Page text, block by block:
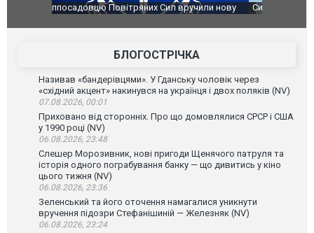
Сили оборони уразили Ярославський НПЗ:
атаку. ВІДЕО
Неймар
БЛОГОСТРІЧКА
Називав «бандерівцями». У Гданську чоловік через
«східний акцент» накинувся на українця і двох поляків (NV)
07.08.2026, 00:01
Приховано від сторонніх. Про що домовлялися СРСР і США
у 1990 році (NV)
06.08.2026, 23:48
Слешер Морозивник, нові пригоди Щенячого патруля та
історія одного пограбування банку — що дивитись у кіно
цього тижня (NV)
06.08.2026, 23:36
Зеленський та його оточення намагалися уникнути
вручення підозри Стефанішиній — Железняк (NV)
06.08.2026, 23:24